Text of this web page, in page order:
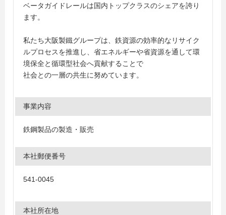
ベータガイドレールは国内トップクラスのシェアを誇り
ます。
私たち大阪製鐵グループは、鉄資源の効率的なリサイク
ルプロセスを推進し、省エネルギーや省資源を通して環
境保全と循環型社会へ貢献することで
社会との一層の共生に努めています。
事業内容
鉄鋼製品の製造・販売
本社郵便番号
541-0045
本社所在地